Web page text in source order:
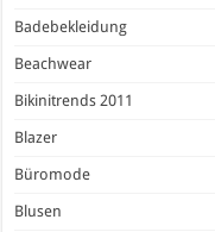
Badebekleidung
Beachwear
Bikinitrends 2011
Blazer
Büromode
Blusen